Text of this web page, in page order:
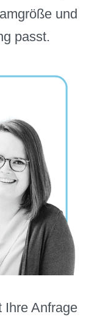
und
passt.
Ihre Anfrage